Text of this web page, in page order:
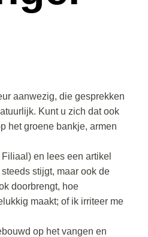
aanwezig, die gesprekken
Kunt u zich dat ook
het groene bankje, armen
en lees een artikel
stijgt, maar ook de
doorbrengt, hoe
maakt; of ik irriteer me
op het vangen en